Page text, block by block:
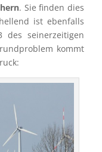
. Sie finden dies
ist ebenfalls
seiner­zei­ti­gen
kommt